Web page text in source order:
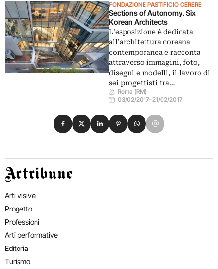
FONDAZIONE PASTIFICIO CERERE
Sections of Autonomy. Six
Korean Architects
L’esposizione è dedicata
all’architettura coreana
contemporanea e racconta
attraverso immagini, foto,
disegni e modelli, il lavoro di
sei progettisti tra…
Roma (RM)
03/02/2017–21/02/2017
Condividi su Facebook
Condividi su X
Condividi su LinkedIn
Condividi su Pinterest
Condividi su WhatsApp
Condividi su Email
Artribune
Arti visive
Progetto
Professioni
Arti performative
Editoria
Turismo